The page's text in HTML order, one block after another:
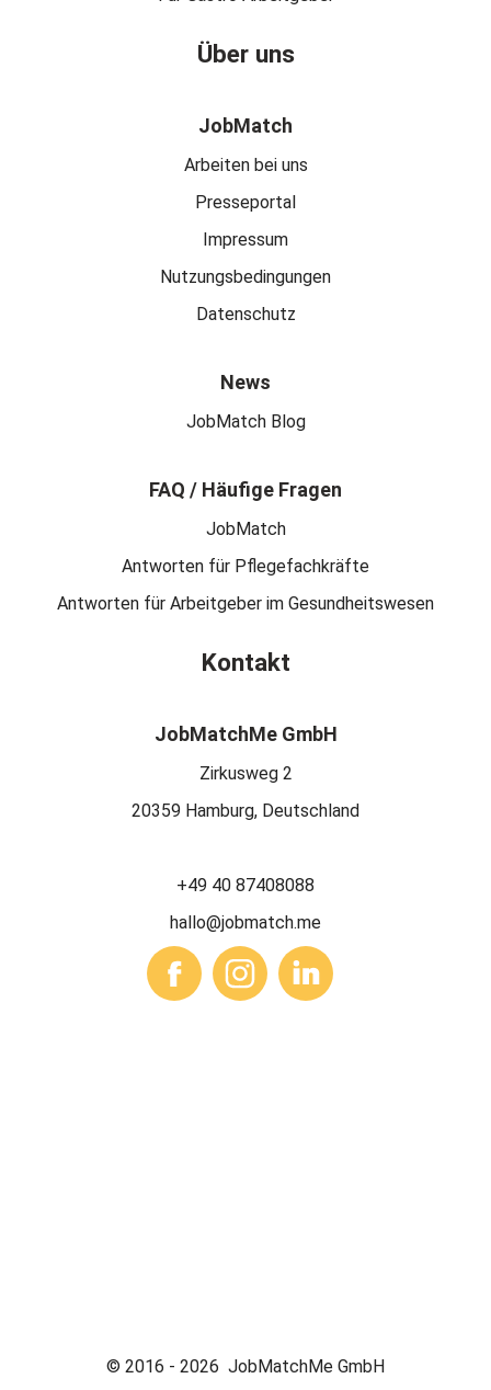
Über uns
JobMatch
Arbeiten bei uns
Presseportal
Impressum
Nutzungsbedingungen
Datenschutz
News
JobMatch Blog
FAQ / Häufige Fragen
JobMatch
Antworten für Pflegefachkräfte
Antworten für Arbeitgeber im Gesundheitswesen
Kontakt
JobMatchMe GmbH
Zirkusweg 2
20359 Hamburg, Deutschland
+49 40 87408088
hallo@jobmatch.me
© 2016 - 2026 JobMatchMe GmbH